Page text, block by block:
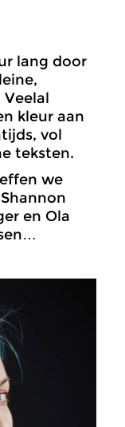
lang door
kleur aan
vol
teksten.
we
en Ola